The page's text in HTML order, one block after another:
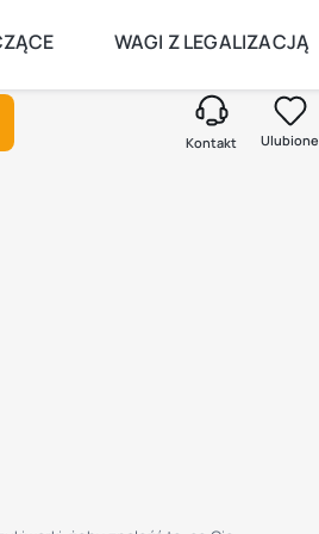
DNIA
Kontakt Ulubione
WAGI Z LEGALIZACJĄ